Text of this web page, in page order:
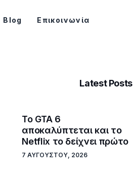
Blog Επικοινωνία
Latest Posts
Το GTA 6
αποκαλύπτεται και το
Netflix το δείχνει πρώτο
7 ΑΥΓΟΎΣΤΟΥ, 2026